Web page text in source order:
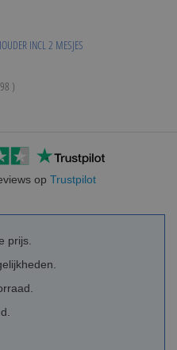
INCL 2 MESJES
)
op Trustpilot
prijs.